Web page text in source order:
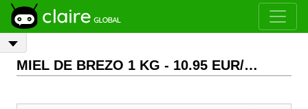
MIEL DE BREZO 1 KG - 10.95 EUR/Kg